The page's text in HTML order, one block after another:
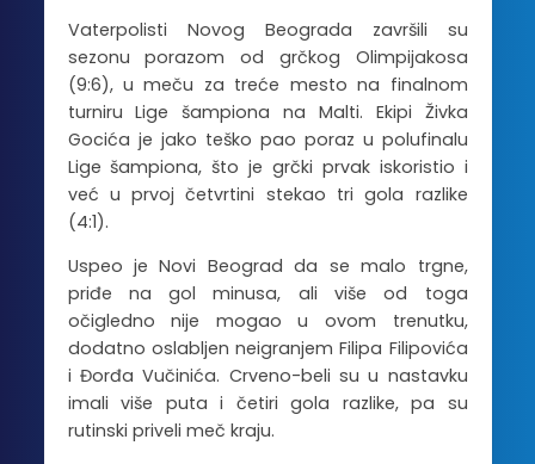
Vaterpolisti Novog Beograda završili su
sezonu porazom od grčkog Olimpijakosa
(9:6), u meču za treće mesto na finalnom
turniru Lige šampiona na Malti. Ekipi Živka
Gocića je jako teško pao poraz u polufinalu
Lige šampiona, što je grčki prvak iskoristio i
već u prvoj četvrtini stekao tri gola razlike
(4:1).
Uspeo je Novi Beograd da se malo trgne,
priđe na gol minusa, ali više od toga
očigledno nije mogao u ovom trenutku,
dodatno oslabljen neigranjem Filipa Filipovića
i Đorđa Vučinića. Crveno-beli su u nastavku
imali više puta i četiri gola razlike, pa su
rutinski priveli meč kraju.